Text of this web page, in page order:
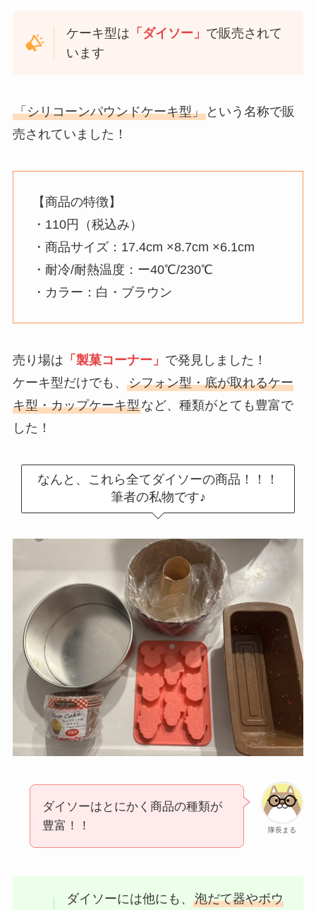
ケーキ型は 「ダイソー」 で販売されて
います
「シリコーンパウンドケーキ型」という名称で販
売されていました！
【商品の特徴】
・110円（税込み）
・商品サイズ：17.4cm ×8.7cm ×6.1cm
・耐冷/耐熱温度：ー40℃/230℃
・カラー：白・ブラウン
売り場は 「製菓コーナー」 で発見しました！
ケーキ型だけでも、 シフォン型・底が取れるケー
キ型・カップケーキ型など、種類がとても豊富で
した！
なんと、これら全てダイソーの商品！！！
筆者の私物です♪
隊長まる
ダイソーはとにかく商品の種類が
豊富！！
ダイソーには他にも、泡だて器やボウ